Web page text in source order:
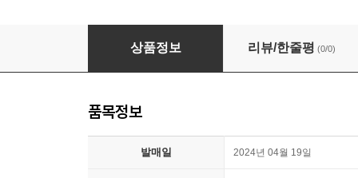
Ludmila Berlinskaya / Arthur Ancelle 비제,
상품정보 리뷰/한줄평 (0/0)
품목정보
발매일 2024년 04월 19일